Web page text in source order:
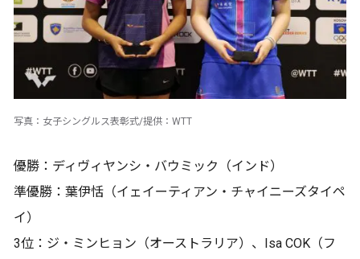
写真：女子シングルス表彰式/提供：WTT
優勝：ディヴィヤンシ・バウミック（インド）
準優勝：葉伊恬（イェイーティアン・チャイニーズタイペ
イ）
3位：ジ・ミンヒョン（オーストラリア）、Isa COK（フ